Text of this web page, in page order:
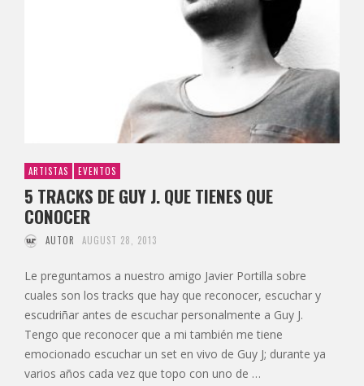
ARTISTAS EVENTOS
5 TRACKS DE GUY J. QUE TIENES QUE
CONOCER
AUTOR AUGUST 28, 2013
Le preguntamos a nuestro amigo Javier Portilla sobre
cuales son los tracks que hay que reconocer, escuchar y
escudriñar antes de escuchar personalmente a Guy J.
Tengo que reconocer que a mi también me tiene
emocionado escuchar un set en vivo de Guy J; durante ya
varios años cada vez que topo con uno de …